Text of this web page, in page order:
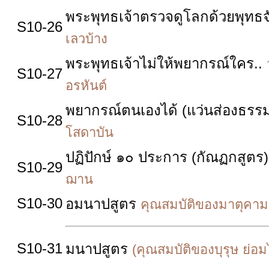
S10-26
พระพุทธเจ้าตรวจดูโลกด้วยพุท
เลวบ้าง
S10-27
พระพุทธเจ้าไม่ให้พยากรณ์ใคร..
อรหันต์
S10-28
พยากรณ์ตนเองได้ (แว่นส่องธร
โสดาบัน
S10-29
ปฏิปักษ์ ๑๐ ประการ (กัณฏกสูต
ฌาน
S10-30 อมนาปสูตร คุณสมบัติของมาตุคาม
S10-31 มนาปสูตร (คุณสมบัติของบุรุษ ย่อม